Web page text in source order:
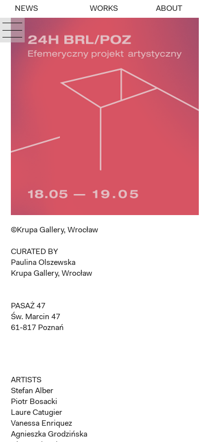
NEWS WORKS ABOUT
©Krupa Gallery, Wrocław
CURATED BY
Paulina Olszewska
Krupa Gallery, Wrocław
PASAŻ 47
Św. Marcin 47
61-817 Poznań
ARTISTS
Stefan Alber
Piotr Bosacki
Laure Catugier
Vanessa Enriquez
Agnieszka Grodzińska